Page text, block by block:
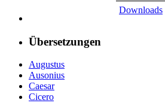
Übersetzungen
Augustus
Ausonius
Caesar
Cicero
Downloads